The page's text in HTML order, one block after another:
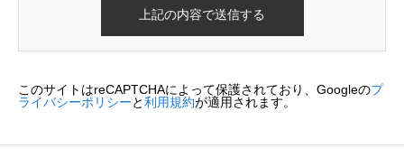
このサイトはreCAPTCHAによって保護されており、Googleのプ
ライバシーポリシーと利用規約が適用されます。